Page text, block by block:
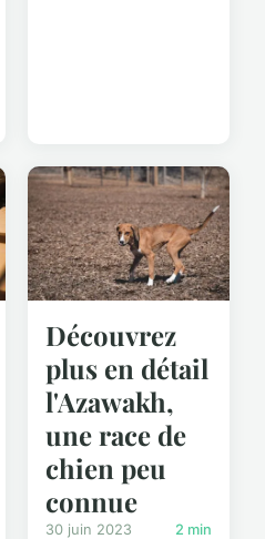
Découvrez
plus en détail
l'Azawakh,
une race de
chien peu
connue
30 juin 2023 2 min